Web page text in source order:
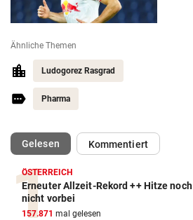
Ähnliche Themen
Ludogorez Rasgrad
Pharma
Gelesen(ausgewählt)Kommentiert
ÖSTERREICH
Erneuter Allzeit-Rekord ++ Hitze noch
nicht vorbei
157.871 mal gelesen
Action-Cam Vergleich
ZUM VERGLEICH